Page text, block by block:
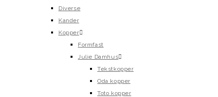
Diverse
Kander
Kopper
Formfast
Julie Damhus
Tekstkopper
Oda kopper
Toto kopper